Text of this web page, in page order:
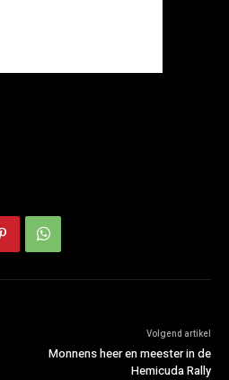
Volgend artikel
Monnens heer en meester in de
Hemicuda Rally